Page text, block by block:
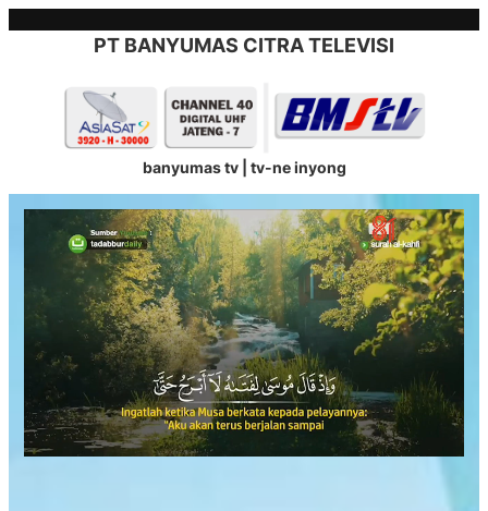
PT BANYUMAS CITRA TELEVISI
banyumas tv | tv-ne inyong
UnmuteStream